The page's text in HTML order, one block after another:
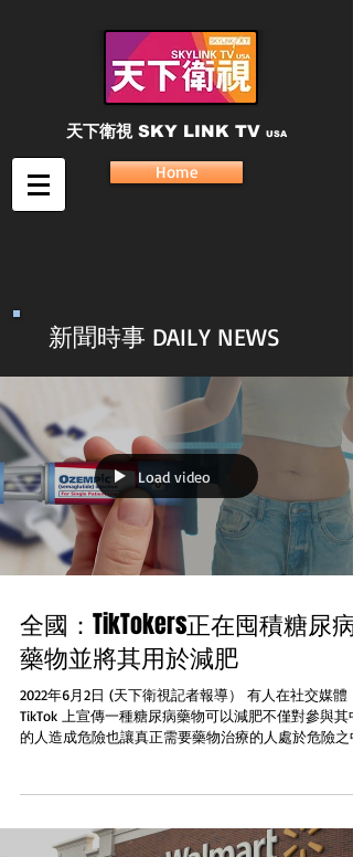
天下衛視 SKY LINK TV USA
Home
新聞時事 DAILY NEWS
Load video
全國：TikTokers正在囤積糖尿病
藥物並將其用於減肥
2022年6月2日 (天下衛視記者報導） 有人在社交媒體
TikTok 上宣傳一種糖尿病藥物可以減肥不僅對參與其中
的人造成危險也讓真正需要藥物治療的人處於危險之